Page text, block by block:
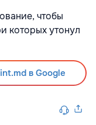
чтобы
которых утонул
в Google